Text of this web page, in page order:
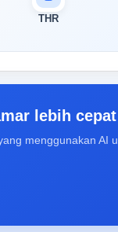
THR
lebih
menggunakan